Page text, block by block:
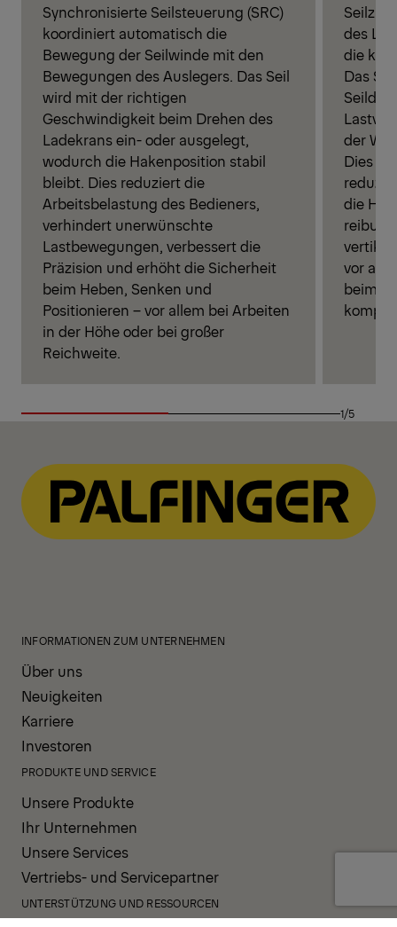
Synchronisierte Seilsteuerung (SRC)
koordiniert automatisch die
Bewegung der Seilwinde mit den
Bewegungen des Auslegers. Das Seil
wird mit der richtigen
Geschwindigkeit beim Drehen des
Ladekrans ein- oder ausgelegt,
wodurch die Hakenposition stabil
bleibt. Dies reduziert die
Arbeitsbelastung des Bedieners,
verhindert unerwünschte
Lastbewegungen, verbessert die
Präzision und erhöht die Sicherheit
beim Heben, Senken und
Positionieren – vor allem bei Arbeiten
in der Höhe oder bei großer
Reichweite.
des
die
Das
der
Dies
die
vor
beim
1/5
INFORMATIONEN ZUM UNTERNEHMEN
Über uns
Neuigkeiten
Karriere
Investoren
PRODUKTE UND SERVICE
Unsere Produkte
Ihr Unternehmen
Unsere Services
Vertriebs- und Servicepartner
UNTERSTÜTZUNG UND RESSOURCEN